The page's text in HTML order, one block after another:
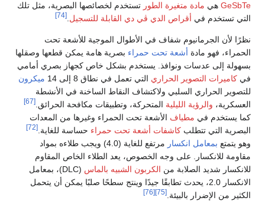
GeSbTe هي مادة متغيرة الطور تستخدم لخصائصها البصرية، مثل تلك
التي تستخدم في أقراص الدي ڤي دي القابلة للتسجيل [74]
نظرًا لأن الجرمانيوم شفاف في الأطوال الموجية للأشعة تحت
الحمراء، فهو مادة أشعة تحت حمراء بصرية هامة يمكن قطعها وصقلها
بسهولة إلى عدسات ونوافذ. يستخدم بشكل خاص كجهاز بصري أمامي
في كاميرات التصوير الحراري التي تعمل في نطاق 8 إلى 14
ميكرون
للتصوير الحراري السلبي ولاكتشاف النقاط الساخنة في الأنشطة
العسكرية، والرؤية الليلية المتحركة، وتطبيقات مكافحة الحرائق. [67]
كما يستخدم في مطياف الأشعة تحت الحمراء وغيرها من المعدات
البصرية التي تتطلب كاشفات أشعة تحت حمراء حساسة للغاية. [72]
وهو يتمتع بمعامل انكسار
مرتفع للغاية (4.0) ويجب طلاءه بمواد
مقاومة للانكسار. على وجه الخصوص، يعد الطلاء الخاص المقاوم
للانكسار شديد الصلابة من الكربون الشبيه بالماس
(DLC)، بمعامل
الانكسار 2.0، يحدث تطابقًا جيدًا وينتج سطحًا صلبًا يمكن أن يتحمل
الكثير من الإضرار بالبيئة. [75]
[76]